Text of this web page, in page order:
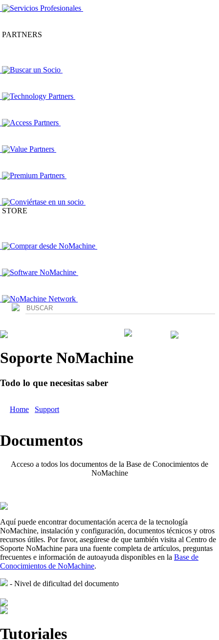
Servicios Profesionales
PARTNERS
Buscar un Socio
Technology Partners
Access Partners
Value Partners
Premium Partners
Conviértase en un socio
STORE
Comprar desde NoMachine
Software NoMachine
NoMachine Network
Soporte NoMachine
Todo lo que necesitas saber
Home Support
Documentos
Acceso a todos los documentos de la Base de Conocimientos de
NoMachine
Aquí puede encontrar documentación acerca de la tecnología
NoMachine, instalación y configuración, documentos técnicos y otros
recursos útiles. Por favor, asegúrese de que también visita al Centro de
Soporte NoMachine para una fuente completa de artículos, preguntas
frecuentes e información de autoayuda disponibles en la Base de
Conocimientos de NoMachine.
- Nivel de dificultad del documento
Tutoriales